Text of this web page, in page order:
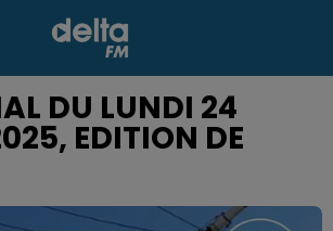
DU LUNDI 24
EDITION DE